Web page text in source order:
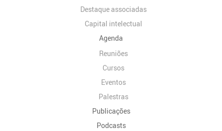
Destaque associadas
Capital intelectual
Agenda
Reuniões
Cursos
Eventos
Palestras
Publicações
Podcasts